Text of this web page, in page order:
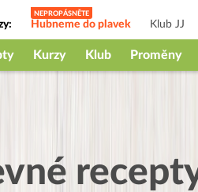
Hubneme do plavek Klub JJ
Kurzy Klub Proměny